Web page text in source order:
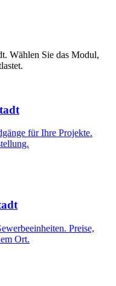
Wählen Sie das Modul,
für Ihre Projekte.
Preise,
Ort.